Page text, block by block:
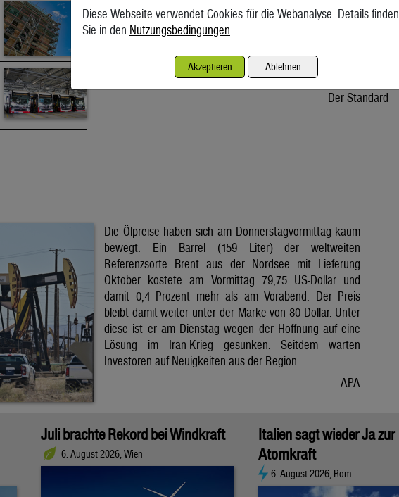
Wetterextreme auf die Stromerzeugung und die Netze
auswirken. Die anhaltende Hitzewelle bringt die Stromnetze in
Verbund ein Drittel der Wassermenge. Wie verlässlich sind die
erneuerbaren Energien und halten unsere […]
Der Standard
Die Ölpreise haben sich am Donnerstagvormittag kaum
bewegt. Ein Barrel (159 Liter) der weltweiten
Referenzsorte Brent aus der Nordsee mit Lieferung
Oktober kostete am Vormittag 79,75 US-Dollar und
damit 0,4 Prozent mehr als am Vorabend. Der Preis
bleibt damit weiter unter der Marke von 80 Dollar. Unter
diese ist er am Dienstag wegen der Hoffnung auf eine
Lösung im Iran-Krieg gesunken. Seitdem warten
Investoren auf Neuigkeiten aus der Region.
APA
Juli brachte Rekord bei Windkraft
6. August 2026, Wien
Italien sagt wieder Ja zur
Atomkraft
6. August 2026, Rom
Diese Webseite verwendet Cookies für die Webanalyse. Details finden
Sie in den Nutzungsbedingungen
Akzeptieren Ablehnen